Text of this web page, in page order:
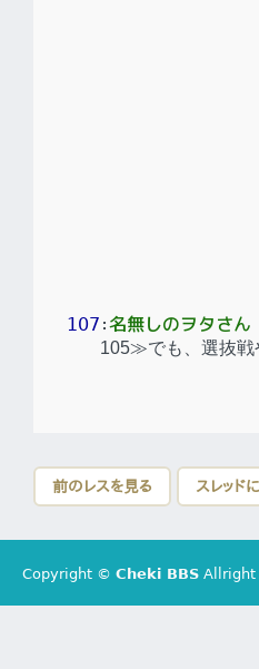
107 ：名無しのヲタさん
105≫でも、選抜戦
前のレスを見る スレッド
Copyright © Cheki BBS Allright